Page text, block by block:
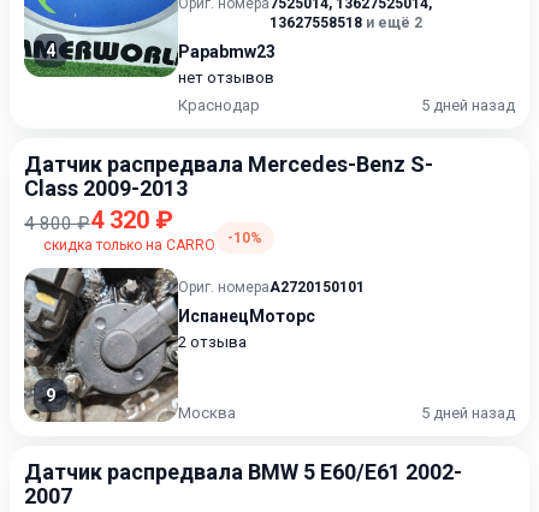
4
Ориг. номера 7525014, 13627525014,
13627558518 и ещё 2
Papabmw23
нет отзывов
Краснодар
5 дней назад
Датчик распредвала Mercedes-Benz S-
Class 2009-2013
4 800 ₽4 320 ₽
скидка только на CARRO -10%
9
Ориг. номераA2720150101
ИспанецМоторс
2 отзыва
Москва 5 дней назад
Датчик распредвала BMW 5 E60/E61 2002-
2007